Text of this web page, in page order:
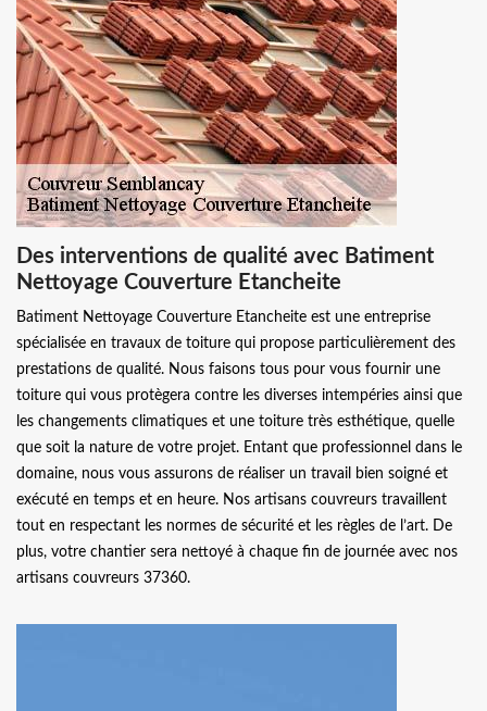
Des interventions de qualité avec Batiment
Nettoyage Couverture Etancheite
Batiment Nettoyage Couverture Etancheite est une entreprise
spécialisée en travaux de toiture qui propose particulièrement des
prestations de qualité. Nous faisons tous pour vous fournir une
toiture qui vous protègera contre les diverses intempéries ainsi que
les changements climatiques et une toiture très esthétique, quelle
que soit la nature de votre projet. Entant que professionnel dans le
domaine, nous vous assurons de réaliser un travail bien soigné et
exécuté en temps et en heure. Nos artisans couvreurs travaillent
tout en respectant les normes de sécurité et les règles de l’art. De
plus, votre chantier sera nettoyé à chaque fin de journée avec nos
artisans couvreurs 37360.